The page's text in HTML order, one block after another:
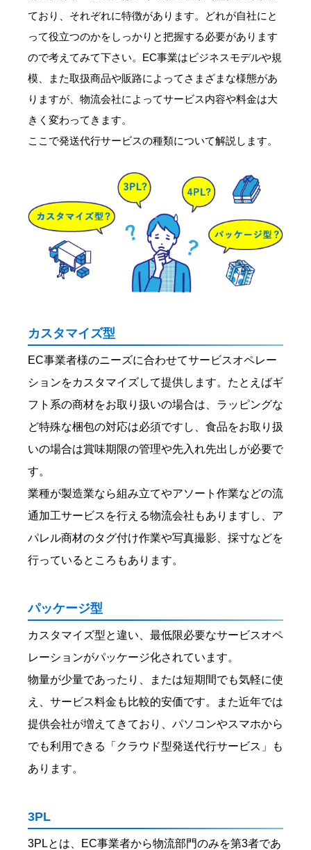
ており、それぞれに特徴があります。どれが自社にと
って役立つのかをしっかりと把握する必要があります
ので考えてみて下さい。EC事業はビジネスモデルや規
模、また取扱商品や販路によってさまざまな様態があ
りますが、物流会社によってサービス内容や料金は大
きく変わってきます。
ここで発送代行サービスの種類について解説します。
カスタマイズ型
EC事業者様のニーズに合わせてサービスオペレー
ションをカスタマイズして提供します。たとえばギ
フト系の商材をお取り扱いの場合は、ラッピングな
ど特殊な梱包の対応は必須ですし、食品をお取り扱
いの場合は賞味期限の管理や先入れ先出しが必要で
す。
業種が製造業なら組み立てやアソート作業などの流
通加工サービスを行える物流会社もありますし、ア
パレル商材のタグ付け作業や写真撮影、採寸などを
行っているところもあります。
パッケージ型
カスタマイズ型と違い、最低限必要なサービスオペ
レーションがパッケージ化されています。
物量が少量であったり、または短期間でも気軽に使
え、サービス料金も比較的安価です。また近年では
提供会社が増えてきており、パソコンやスマホから
でも利用できる「クラウド型発送代行サービス」も
あります。
3PL
3PLとは、EC事業者から物流部門のみを第3者であ